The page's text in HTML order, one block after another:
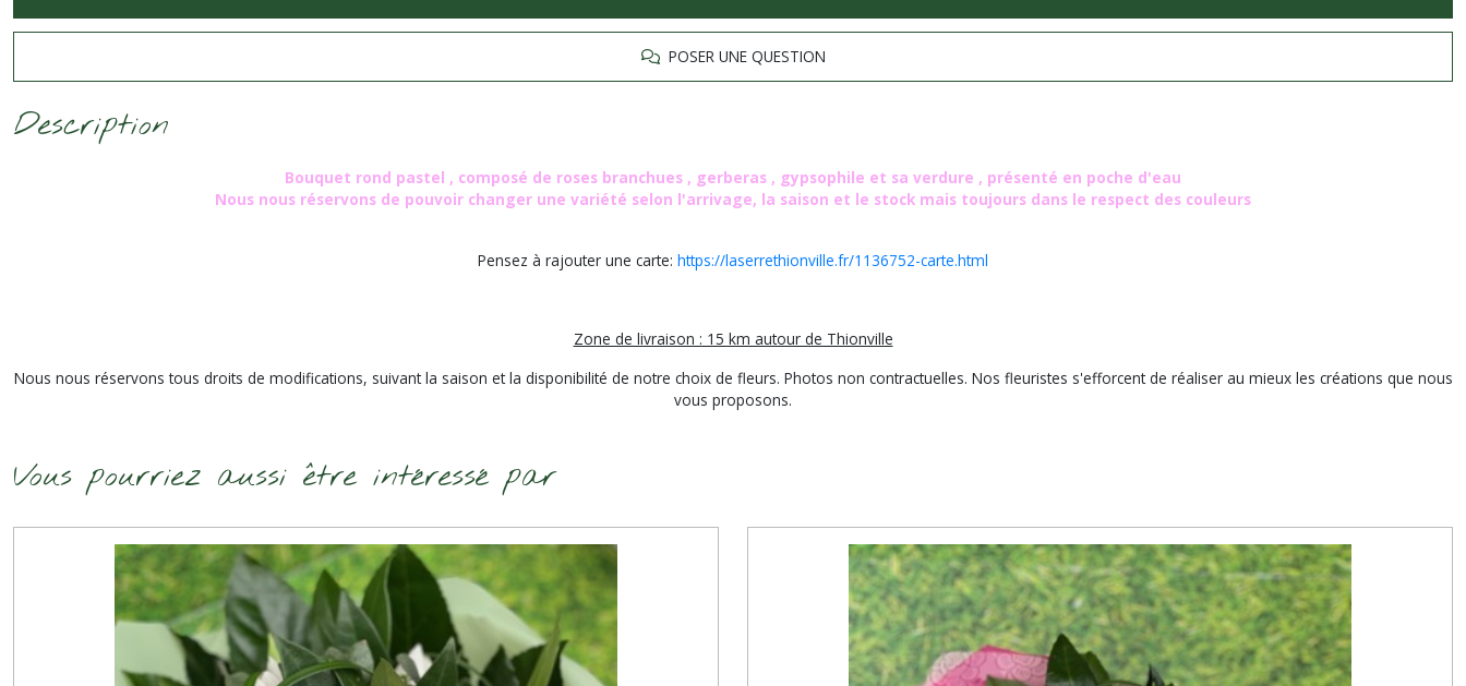
POSER UNE QUESTION
Description
Bouquet rond pastel , composé de roses branchues , gerberas , gypsophile et sa verdure , présenté en poche d'eau
Nous nous réservons de pouvoir changer une variété selon l'arrivage, la saison et le stock mais toujours dans le respect des couleurs
Pensez à rajouter une carte: https://laserrethionville.fr/1136752-carte.html
Zone de livraison : 15 km autour de Thionville
Nous nous réservons tous droits de modifications, suivant la saison et la disponibilité de notre choix de fleurs. Photos non contractuelles. Nos fleuristes s'efforcent de réaliser au mieux les créations que nous
vous proposons.
Vous pourriez aussi être intéressé par